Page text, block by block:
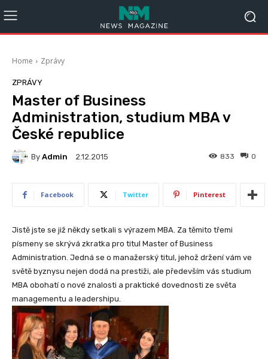
Home Zprávy
ZPRÁVY
Master of Business
Administration, studium MBA v
České republice
By Admin 2.12.2015 0
833
Facebook Twitter Pinterest
Jistě jste se již někdy setkali s výrazem MBA. Za těmito třemi
písmeny se skrývá zkratka pro titul Master of Business
Administration. Jedná se o manažerský titul, jehož držení vám ve
světě byznysu nejen dodá na prestiži, ale především vás studium
MBA obohatí o nové znalosti a praktické dovednosti ze světa
managementu a leadershipu.